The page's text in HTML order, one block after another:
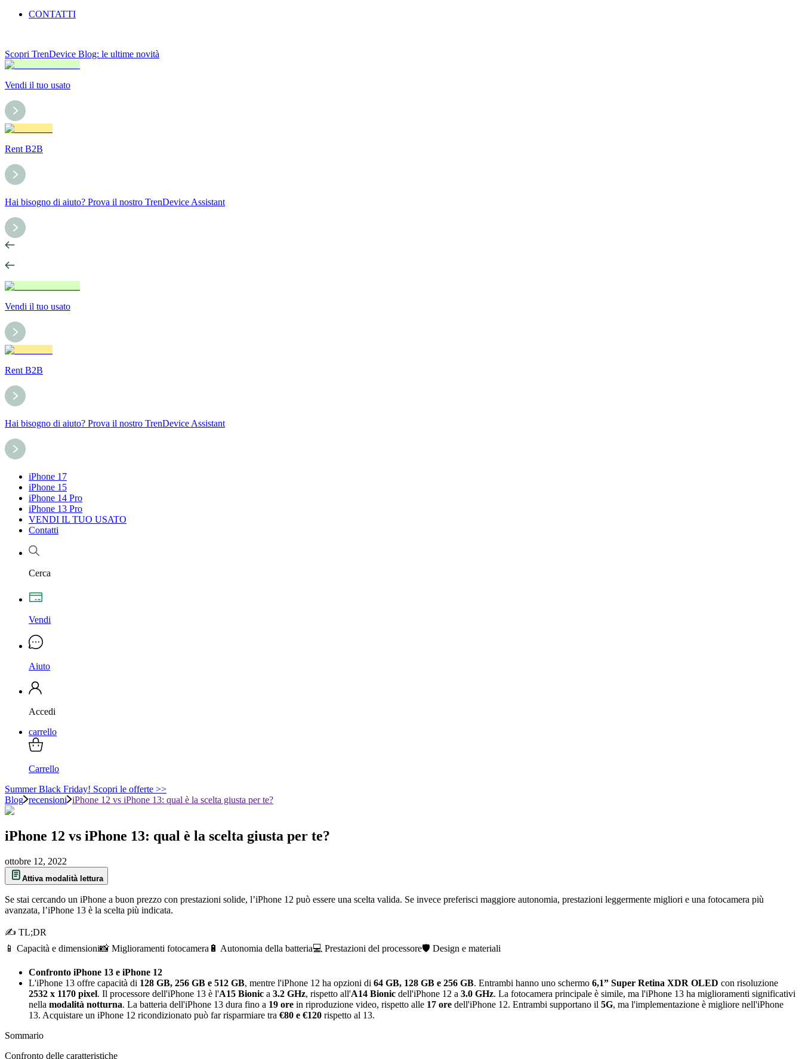
CONTATTI
Scopri TrenDevice Blog: le ultime novità
Vendi il tuo usato
Rent B2B
Hai bisogno di aiuto? Prova il nostro TrenDevice Assistant
Vendi il tuo usato
Rent B2B
Hai bisogno di aiuto? Prova il nostro TrenDevice Assistant
iPhone 17
iPhone 15
iPhone 14 Pro
iPhone 13 Pro
VENDI IL TUO USATO
Contatti
Cerca
Vendi
Aiuto
Accedi
carrello
Carrello
Summer Black Friday! Scopri le offerte >>
Blog recensioni iPhone 12 vs iPhone 13: qual è la scelta giusta per te?
iPhone 12 vs iPhone 13: qual è la scelta giusta per te?
ottobre 12, 2022
Attiva modalità lettura
Se stai cercando un iPhone a buon prezzo con prestazioni solide, l’iPhone 12 può essere una scelta valida. Se invece preferisci maggiore autonomia, prestazioni leggermente migliori e una fotocamera più
avanzata, l’iPhone 13 è la scelta più indicata.
✍ TL;DR
📱 Capacità e dimensioni📸 Miglioramenti fotocamera 🔋 Autonomia della batteria💻 Prestazioni del processore🛡️ Design e materiali
Confronto iPhone 13 e iPhone 12
L'iPhone 13 offre capacità di 128 GB, 256 GB e 512 GB, mentre l'iPhone 12 ha opzioni di 64 GB, 128 GB e 256 GB. Entrambi hanno uno schermo 6,1” Super Retina XDR OLED con risoluzione
2532 x 1170 pixel. Il processore dell'iPhone 13 è l'A15 Bionic a 3.2 GHz, rispetto all'A14 Bionic dell'iPhone 12 a 3.0 GHz. La fotocamera principale è simile, ma l'iPhone 13 ha miglioramenti significativi
nella modalità notturna. La batteria dell'iPhone 13 dura fino a 19 ore in riproduzione video, rispetto alle 17 ore dell'iPhone 12. Entrambi supportano il 5G, ma l'implementazione è migliore nell'iPhone
13. Acquistare un iPhone 12 ricondizionato può far risparmiare tra €80 e €120 rispetto al 13.
Sommario
Confronto delle caratteristiche